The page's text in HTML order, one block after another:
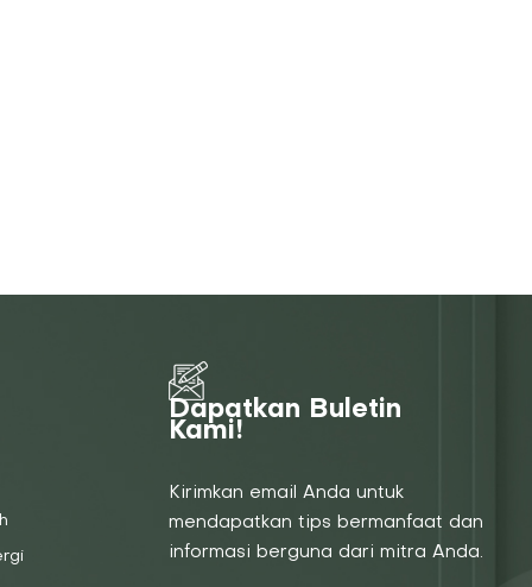
Dapatkan Buletin
Kami!
Kirimkan email Anda untuk
mendapatkan tips bermanfaat dan
informasi berguna dari mitra Anda.